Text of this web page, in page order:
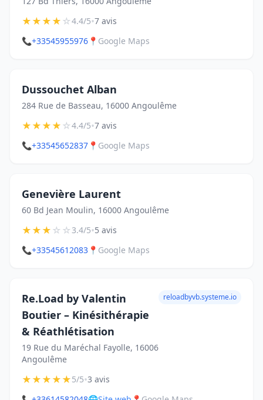
★★★★☆4.4/5•7 avis
📞+33545955976 📍 Google Maps
Dussouchet Alban
284 Rue de Basseau, 16000 Angoulême
★★★★☆4.4/5•7 avis
📞+33545652837 📍 Google Maps
Genevière Laurent
60 Bd Jean Moulin, 16000 Angoulême
★★★☆☆3.4/5•5 avis
📞+33545612083 📍 Google Maps
Re.Load by Valentin
Boutier – Kinésithérapie
& Réathlétisation
19 Rue du Maréchal Fayolle, 16006
Angoulême
reloadbyvb.systeme.io
★★★★★5/5•3 avis